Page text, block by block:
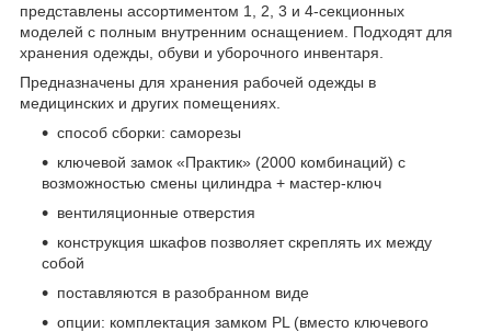
представлены ассортиментом 1, 2, 3 и 4-секционных
моделей с полным внутренним оснащением. Подходят для
хранения одежды, обуви и уборочного инвентаря.
Предназначены для хранения рабочей одежды в
медицинских и других помещениях.
способ сборки: саморезы
ключевой замок «Практик» (2000 комбинаций) с
возможностью смены цилиндра + мастер-ключ
вентиляционные отверстия
конструкция шкафов позволяет скреплять их между
собой
поставляются в разобранном виде
опции: комплектация замком PL (вместо ключевого